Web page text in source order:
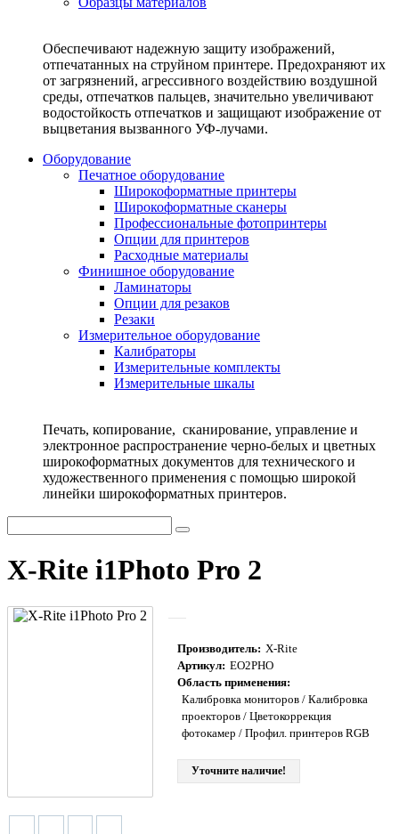
Обеспечивают надежную защиту изображений,
отпечатанных на струйном принтере. Предохраняют их
от загрязнений, агрессивного воздействию воздушной
среды, отпечатков пальцев, значительно увеличивают
водостойкость отпечатков и защищают изображение от
выцветания вызванного УФ-лучами.
Оборудование
Печатное оборудование
Широкоформатные принтеры
Широкоформатные сканеры
Профессиональные фотопринтеры
Опции для принтеров
Расходные материалы
Финишное оборудование
Ламинаторы
Опции для резаков
Резаки
Измерительное оборудование
Калибраторы
Измерительные комплекты
Измерительные шкалы
Печать, копирование, сканирование, управление и
электронное распространение черно-белых и цветных
широкоформатных документов для технического и
художественного применения с помощью широкой
линейки широкоформатных принтеров.
X-Rite i1Photo Pro 2
Производитель: X-Rite
Артикул: EO2PHO
Область применения:
Калибровка мониторов / Калибровка
проекторов / Цветокоррекция
фотокамер / Профил. принтеров RGB
Уточните наличие!